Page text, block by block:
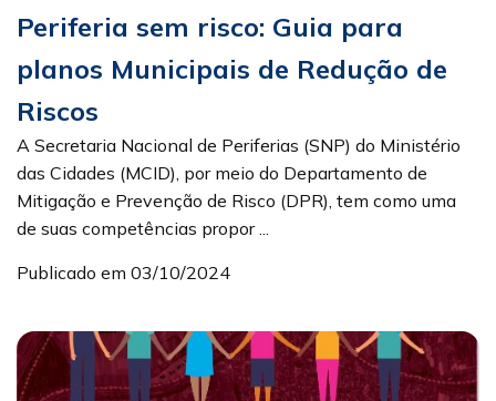
Periferia sem risco: Guia para
planos Municipais de Redução de
Riscos
A Secretaria Nacional de Periferias (SNP) do Ministério
das Cidades (MCID), por meio do Departamento de
Mitigação e Prevenção de Risco (DPR), tem como uma
de suas competências propor ...
Publicado em 03/10/2024